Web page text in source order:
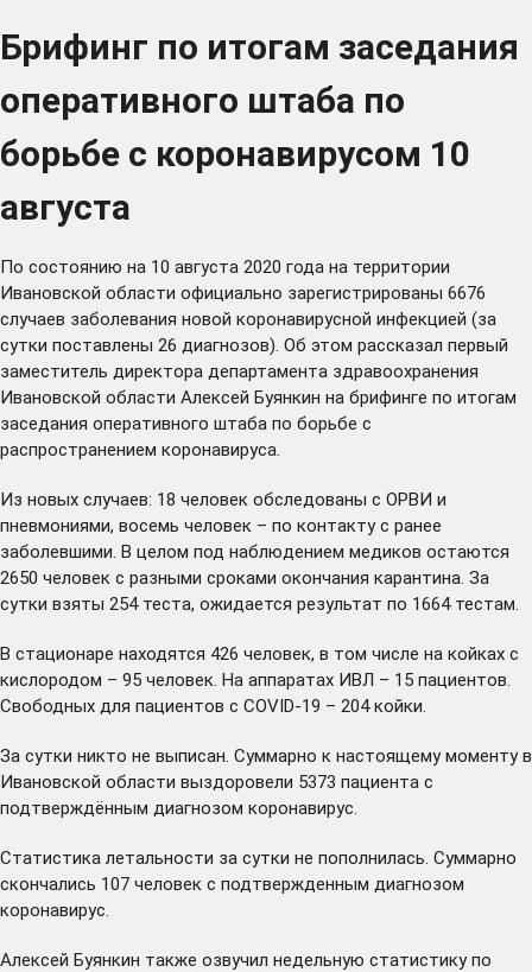
Брифинг по итогам заседания
оперативного штаба по
борьбе с коронавирусом 10
августа
По состоянию на 10 августа 2020 года на территории
Ивановской области официально зарегистрированы 6676
случаев заболевания новой коронавирусной инфекцией (за
сутки поставлены 26 диагнозов). Об этом рассказал первый
заместитель директора департамента здравоохранения
Ивановской области Алексей Буянкин на брифинге по итогам
заседания оперативного штаба по борьбе с
распространением коронавируса.
Из новых случаев: 18 человек обследованы с ОРВИ и
пневмониями, восемь человек – по контакту с ранее
заболевшими. В целом под наблюдением медиков остаются
2650 человек с разными сроками окончания карантина. За
сутки взяты 254 теста, ожидается результат по 1664 тестам.
В стационаре находятся 426 человек, в том числе на койках с
кислородом – 95 человек. На аппаратах ИВЛ – 15 пациентов.
Свободных для пациентов с COVID-19 – 204 койки.
За сутки никто не выписан. Суммарно к настоящему моменту в
Ивановской области выздоровели 5373 пациента с
подтверждённым диагнозом коронавирус.
Статистика летальности за сутки не пополнилась. Суммарно
скончались 107 человек с подтвержденным диагнозом
коронавирус.
Алексей Буянкин также озвучил недельную статистику по